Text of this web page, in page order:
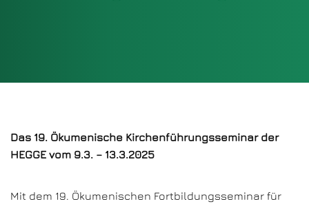
Das 19. Ökumenische Kirchenführungsseminar der
HEGGE vom 9.3. – 13.3.2025
Mit dem 19. Ökumenischen Fortbildungsseminar für